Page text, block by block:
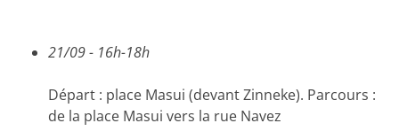
21/09 - 16h-18h
Départ : place Masui (devant Zinneke). Parcours :
de la place Masui vers la rue Navez